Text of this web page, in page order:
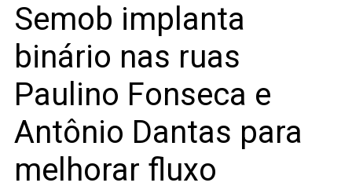
Semob implanta
binário nas ruas
Paulino Fonseca e
Antônio Dantas para
melhorar fluxo